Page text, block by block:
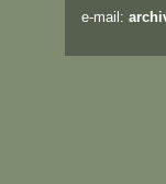
e-mail: